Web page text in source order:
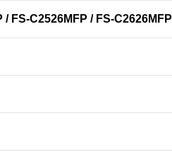
FS-C2526MFP / FS-C2626MFP